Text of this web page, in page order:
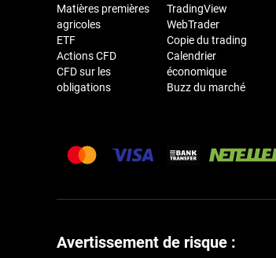
Matières premières
agricoles
ETF
Actions CFD
CFD sur les
obligations
TradingView
WebTrader
Copie du trading
Calendrier
économique
Buzz du marché
Avertissement de risque :